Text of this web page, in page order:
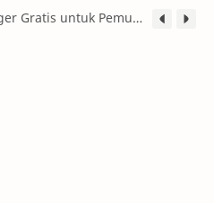
Cara Membuat Blog di Blogger Gratis untuk Pemula (Panduan Lengkap 2026)